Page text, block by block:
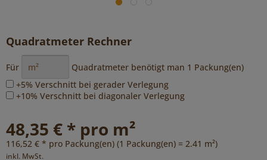
Quadratmeter Rechner
Für Quadratmeter benötigt man 1 Packung(en)
+5% Verschnitt bei gerader Verlegung
+10% Verschnitt bei diagonaler Verlegung
48,35 € * pro m²
116,52 € * pro Packung(en) (1 Packung(en) = 2.41 m²)
inkl. MwSt.